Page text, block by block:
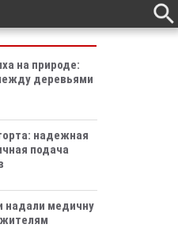
на природе:
деревьями
надежная
подача
надали медичну